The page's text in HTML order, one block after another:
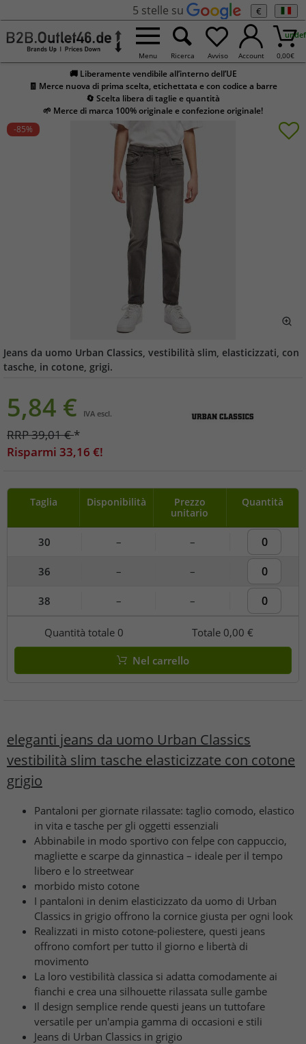
5 stelle su €
Menu Ricerca Avviso Account 0,00€
🚚 Liberamente vendibile all’interno dell’UE
🧾 Merce nuova di prima scelta, etichettata e con codice a barre
🔄 Scelta libera di taglie e quantità
🌱 Merce di marca 100% originale e confezione originale!
-85%
Jeans da uomo Urban Classics, vestibilità slim, elasticizzati, con
tasche, in cotone, grigi.
5,84 € IVA escl.
RRP39,01€*
Risparmi 33,16 €!
Taglia Disponibilità
Prezzo
unitario
Quantità
30 – –
36 – –
38 – –
Quantità totale 0 Totale 0,00 €
Nel carrello
eleganti jeans da uomo Urban Classics
vestibilità slim tasche elasticizzate con cotone
grigio
Pantaloni per giornate rilassate: taglio comodo, elastico
in vita e tasche per gli oggetti essenziali
Abbinabile in modo sportivo con felpe con cappuccio,
magliette e scarpe da ginnastica – ideale per il tempo
libero e lo streetwear
morbido misto cotone
I pantaloni in denim elasticizzato da uomo di Urban
Classics in grigio offrono la cornice giusta per ogni look
Realizzati in misto cotone-poliestere, questi jeans
offrono comfort per tutto il giorno e libertà di
movimento
La loro vestibilità classica si adatta comodamente ai
fianchi e crea una silhouette rilassata sulle gambe
Il design semplice rende questi jeans un tuttofare
versatile per un'ampia gamma di occasioni e stili
Jeans di Urban Classics in grigio